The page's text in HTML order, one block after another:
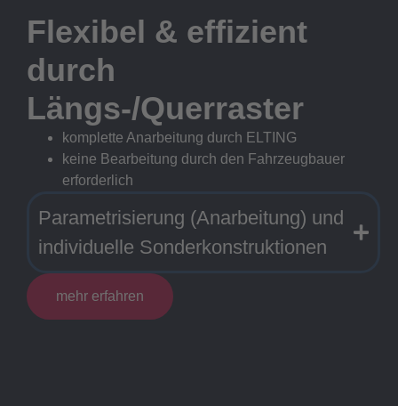
Flexibel & effizient
durch
Längs-/Querraster
komplette Anarbeitung durch ELTING
keine Bearbeitung durch den Fahrzeugbauer
erforderlich
Parametrisierung (Anarbeitung) und
individuelle Sonderkonstruktionen
mehr erfahren